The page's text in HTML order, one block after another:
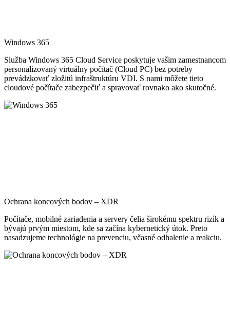
Windows 365
Služba Windows 365 Cloud Service poskytuje vašim zamestnancom
personalizovaný virtuálny počítač (Cloud PC) bez potreby
prevádzkovať zložitú infraštruktúru VDI. S nami môžete tieto
cloudové počítače zabezpečiť a spravovať rovnako ako skutočné.
Ochrana koncových bodov – XDR
Počítače, mobilné zariadenia a servery čelia širokému spektru rizík a
bývajú prvým miestom, kde sa začína kybernetický útok. Preto
nasadzujeme technológie na prevenciu, včasné odhalenie a reakciu.